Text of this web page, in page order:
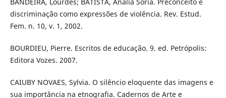
BANDEIRA, Lourdes; BATISTA, Analía Soria. Preconceito e
discriminação como expressões de violência. Rev. Estud.
Fem. n. 10, v. 1, 2002.
BOURDIEU, Pierre. Escritos de educação. 9. ed. Petrópolis:
Editora Vozes. 2007.
CAIUBY NOVAES, Sylvia. O silêncio eloquente das imagens e
sua importância na etnografia. Cadernos de Arte e